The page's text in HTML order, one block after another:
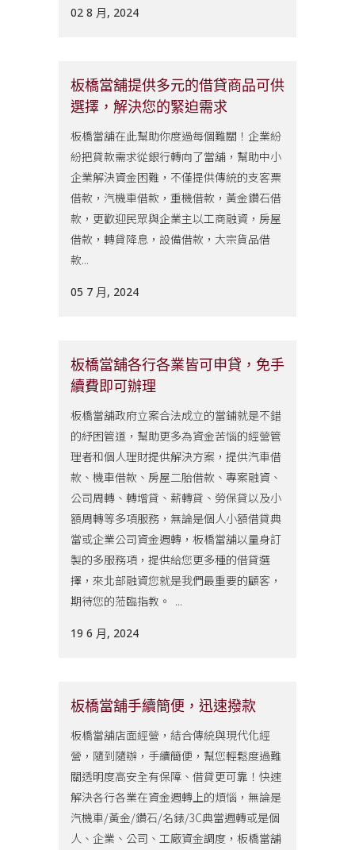
02 8 月, 2024
板橋當舖提供多元的借貸商品可供
選擇，解決您的緊迫需求
板橋當舖在此幫助你度過每個難關！企業紛
紛把貸款需求從銀行轉向了當舖，幫助中小
企業解決資金困難，不僅提供傳統的支客票
借款，汽機車借款，重機借款，黃金鑽石借
款，更歡迎民眾與企業主以工商融資，房屋
借款，轉貸降息，設備借款，大宗貨品借
款...
05 7 月, 2024
板橋當舖各行各業皆可申貸，免手
續費即可辦理
板橋當舖政府立案合法成立的當鋪就是不錯
的紓困管道，幫助更多為資金苦惱的經營管
理者和個人理財提供解決方案，提供汽車借
款、機車借款、房屋二胎借款、專案融資、
公司周轉、轉增貸、薪轉貸、勞保貸以及小
額周轉等多項服務，無論是個人小額借貸典
當或企業公司資金週轉，板橋當舖以量身訂
製的多服務項，提供給您更多種的借貸選
擇，來北部融資您就是我們最重要的顧客，
期待您的蒞臨指教。 ...
19 6 月, 2024
板橋當舖手續簡便，迅速撥款
板橋當舖店面經營，結合傳統與現代化經
營，隨到隨辦，手續簡便，幫您輕鬆度過難
關透明度高安全有保障、借貸更可靠！快速
解決各行各業在資金週轉上的煩惱，無論是
汽機車/黃金/鑽石/名錶/3C典當週轉或是個
人、企業、公司、工廠資金調度，板橋當舖